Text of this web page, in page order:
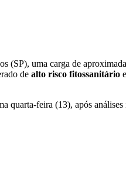
uma carga de
de alto risco fitossanitário
quarta-feira (13), após